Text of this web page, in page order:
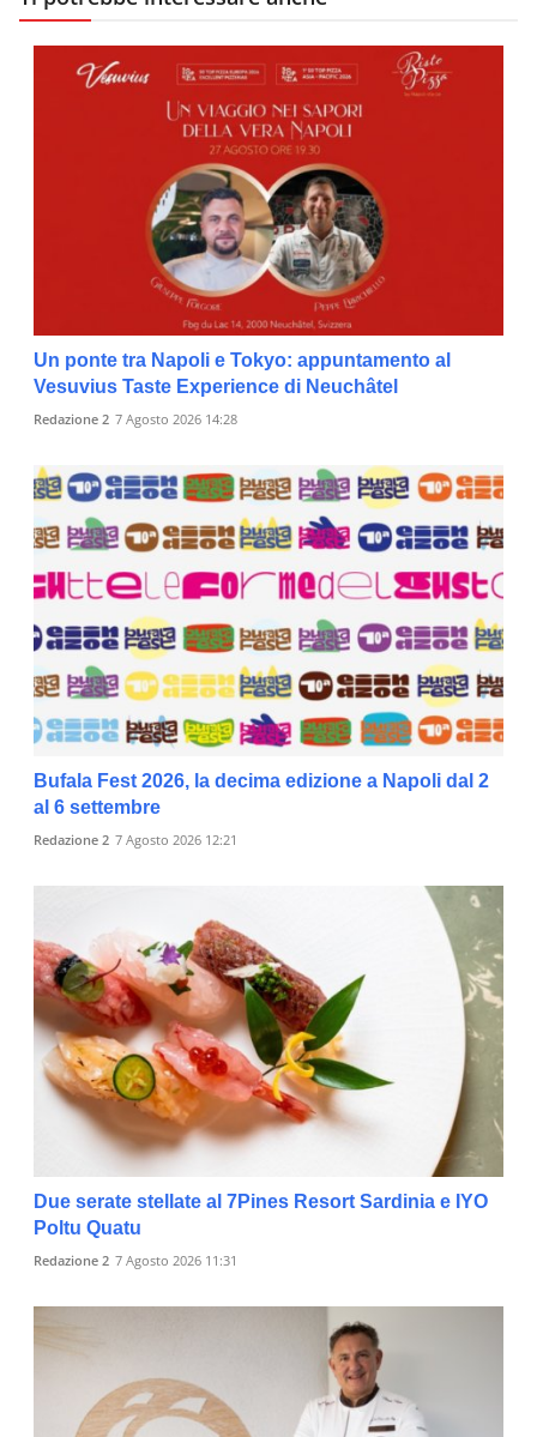
Un ponte tra Napoli e Tokyo: appuntamento al
Vesuvius Taste Experience di Neuchâtel
Redazione 2 7 Agosto 2026 14:28
Bufala Fest 2026, la decima edizione a Napoli dal 2
al 6 settembre
Redazione 2 7 Agosto 2026 12:21
Due serate stellate al 7Pines Resort Sardinia e IYO
Poltu Quatu
Redazione 2 7 Agosto 2026 11:31